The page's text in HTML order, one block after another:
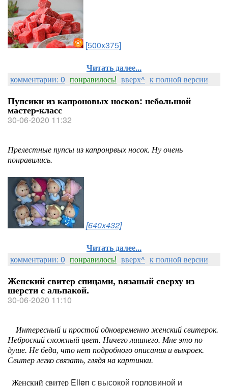
[500x375]
Читать далее...
комментарии: 0 понравилось! вверх^ к полной версии
Пупсики из капроновых носков: небольшой
мастер-класс
30-06-2020 11:32
Прелестные пупсы из капронрвых носок. Ну очень
понравились.
[640x432]
Читать далее...
комментарии: 0 понравилось! вверх^ к полной версии
Женский свитер спицами, вязаный сверху из
шерсти с альпакой.
30-06-2020 11:10
Интересный и простой одновременно женский свитерок.
Неброский сложный цвет. Ничего лишнего. Мне это по
душе. Не беда, что нет подробного описания и выкроек.
Свитер легко связать, глядя на картинки.
Женский свитер Ellen с высокой горловиной и